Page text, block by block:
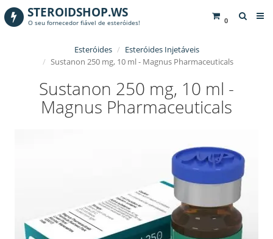
0
STEROIDSHOP.WS
O seu fornecedor fiável de esteróides!
Esteróides
Esteróides Injetáveis
Sustanon 250 mg, 10 ml - Magnus Pharmaceuticals
Sustanon 250 mg, 10 ml -
Magnus Pharmaceuticals